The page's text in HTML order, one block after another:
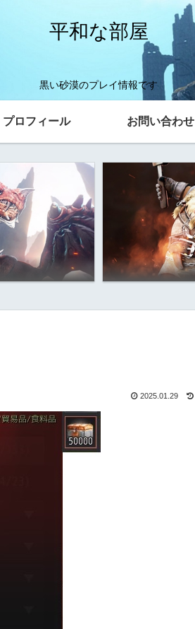
平和な部屋
黒い砂漠のプレイ情報です
プロフィール お問い合わせ
2025.01.29